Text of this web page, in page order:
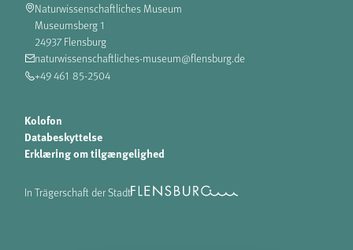
Naturwissenschaftliches Museum
Museumsberg 1
24937 Flensburg
naturwissenschaftliches-museum@flensburg.de
+49 461 85-2504
In Trägerschaft der Stadt
Kolofon
Databeskyttelse
Erklæring om tilgængelighed